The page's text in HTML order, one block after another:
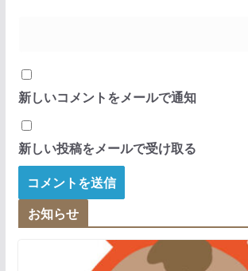
新しいコメントをメールで通知
新しい投稿をメールで受け取る
お知らせ